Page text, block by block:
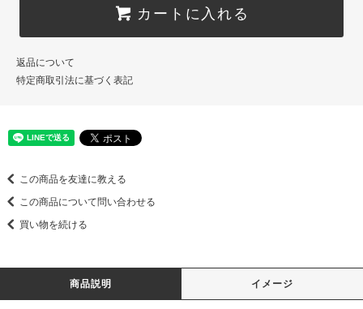
カートに入れる
返品について
特定商取引法に基づく表記
この商品を友達に教える
この商品について問い合わせる
買い物を続ける
商品説明 イメージ